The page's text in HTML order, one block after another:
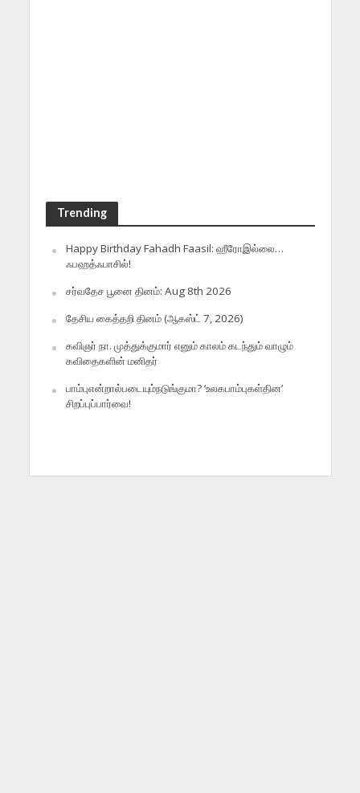
Trending
Happy Birthday Fahadh Faasil: ஹீரோஇல்லை…
ஃபஹத்ஃபாசில்!
சர்வதேச பூனை தினம்: Aug 8th 2026
தேசிய கைத்தறி தினம் (ஆகஸ்ட் 7, 2026)
கவிஞர் நா. முத்துக்குமார் எனும் காலம் கடந்தும் வாழும்
கவிதைகளின் மனிதர்
பாம்புஎன்றால்படையும்நடுங்குமா? ‘உலகபாம்புகள்தின’
சிறப்புப்பார்வை!